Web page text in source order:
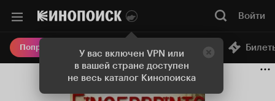
У вас включен VPN или
в вашей стране доступен
не весь каталог Кинопоиска
Войти
Попробовать Плюс Онлайн-кинотеатр